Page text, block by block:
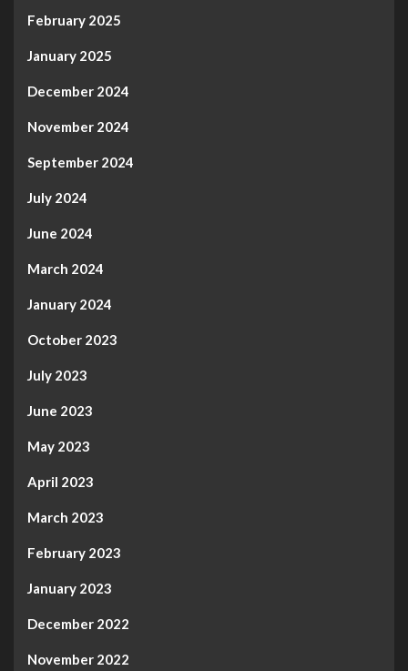
February 2025
January 2025
December 2024
November 2024
September 2024
July 2024
June 2024
March 2024
January 2024
October 2023
July 2023
June 2023
May 2023
April 2023
March 2023
February 2023
January 2023
December 2022
November 2022